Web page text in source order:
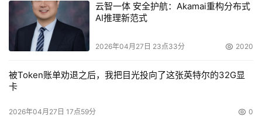
云智一体 安全护航：Akamai重构分布式
AI推理新范式
2026年04月27日 23点33分 2020
被Token账单劝退之后，我把目光投向了这张英特尔的32G显
卡
2026年04月27日 17点59分 0